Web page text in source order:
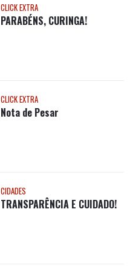
CLICK EXTRA
PARABÉNS, CURINGA!
CLICK EXTRA
Nota de Pesar
CIDADES
TRANSPARÊNCIA E CUIDADO!